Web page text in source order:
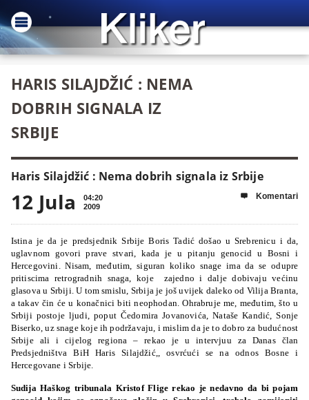
HARIS SILAJDŽIĆ : NEMA
DOBRIH SIGNALA IZ
SRBIJE
Haris Silajdžić : Nema dobrih signala iz Srbije
12 Jula
04:20
2009
 Komentari
Istina je da je predsjednik Srbije Boris Tadić došao u Srebrenicu i da,
uglavnom govori prave stvari, kada je u pitanju genocid u Bosni i
Hercegovini. Nisam, međutim, siguran koliko snage ima da se odupre
pritiscima retrogradnih snaga, koje zajedno i dalje dobivaju većinu
glasova u Srbiji. U tom smislu, Srbija je još uvijek daleko od Vilija Branta,
a takav čin će u konačnici biti neophodan. Ohrabruje me, međutim, što u
Srbiji postoje ljudi, poput Čedomira Jovanovića, Nataše Kandić, Sonje
Biserko, uz snage koje ih podržavaju, i mislim da je to dobro za budućnost
Srbije ali i cijelog regiona – rekao je u intervjuu za Danas član
Predsjedništva BiH Haris Silajdžić,, osvrćući se na odnos Bosne i
Hercegovane i Srbije.
Sudija Haškog tribunala Kristof Flige rekao je nedavno da bi pojam